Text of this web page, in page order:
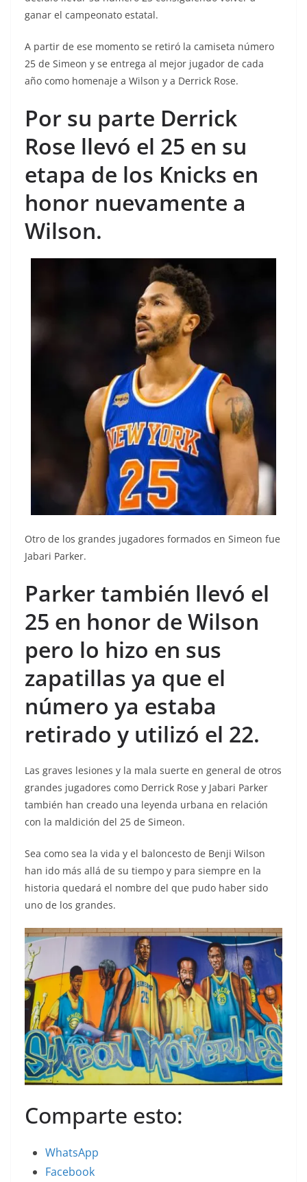
ganar el campeonato estatal.
A partir de ese momento se retiró la camiseta número
25 de Simeon y se entrega al mejor jugador de cada
año como homenaje a Wilson y a Derrick Rose.
Por su parte Derrick
Rose llevó el 25 en su
etapa de los Knicks en
honor nuevamente a
Wilson.
Otro de los grandes jugadores formados en Simeon fue
Jabari Parker.
Parker también llevó el
25 en honor de Wilson
pero lo hizo en sus
zapatillas ya que el
número ya estaba
retirado y utilizó el 22.
Las graves lesiones y la mala suerte en general de otros
grandes jugadores como Derrick Rose y Jabari Parker
también han creado una leyenda urbana en relación
con la maldición del 25 de Simeon.
Sea como sea la vida y el baloncesto de Benji Wilson
han ido más allá de su tiempo y para siempre en la
historia quedará el nombre del que pudo haber sido
uno de los grandes.
Comparte esto:
WhatsApp
Facebook